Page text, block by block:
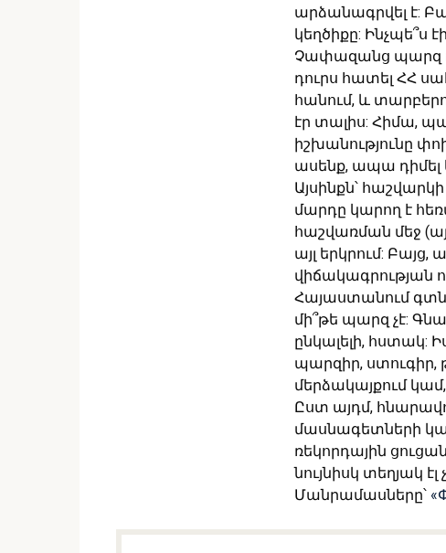
արձանագրվել է:
կեղծիքը: Ինչպե՞ս
Չափազանց պարզ
դուրս հատել ՀՀ
հանում, և
էր տալիս: Հիմա,
իշխանությունը
ասենք, ապա դիմել
Այսինքն՝
մարդը կարող է
հաշվառման մեջ
այլ երկրում:
վիճակագրության
Հայաստանում
մի՞թե պարզ չէ:
ընկալելի, հստակ:
պարզիր, ստուգիր,
մերձակայքում
Ըստ այդմ,
մասնագետների
ռեկորդային
նույնիսկ տեղյակ
Մանրամասները՝